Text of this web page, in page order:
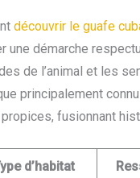
découvrir le guafe
une démarche
de l’animal et les
principalement
fusionnant
d’habitat